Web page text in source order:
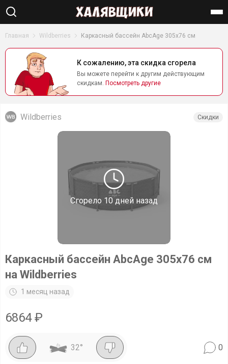
Найти
Главная Wildberries Каркасный бассейн AbcAge 305х76 см
К сожалению, эта скидка сгорела
Вы можете перейти к другим действующим
скидкам. Посмотреть другие
Сгорело 10 дней назад
Wildberries Скидки
Каркасный бассейн AbcAge 305х76 см
на Wildberries
1 месяц назад
6864₽
32° 0